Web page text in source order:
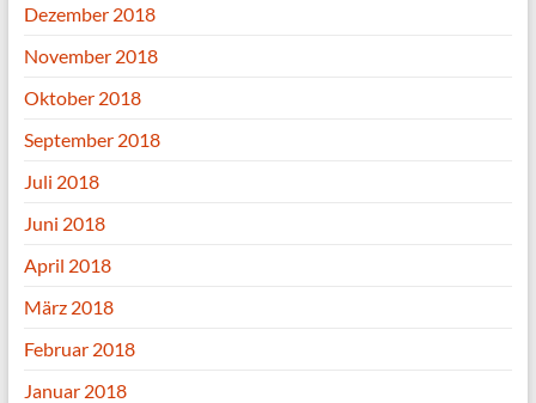
Dezember 2018
November 2018
Oktober 2018
September 2018
Juli 2018
Juni 2018
April 2018
März 2018
Februar 2018
Januar 2018